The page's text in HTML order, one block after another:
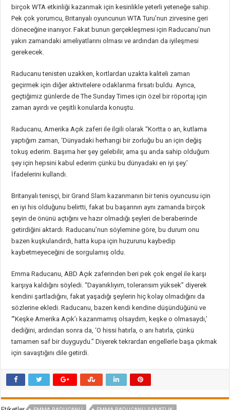
birçok WTA etkinliği kazanmak için kesinlikle yeterli yeteneğe sahip.
Pek çok yorumcu, Britanyalı oyuncunun WTA Turu’nun zirvesine geri
döneceğine inanıyor. Fakat bunun gerçekleşmesi için Raducanu’nun
yakın zamandaki ameliyatlarını olması ve ardından da iyileşmesi
gerekecek.
Raducanu tenisten uzakken, kortlardan uzakta kaliteli zaman
geçirmek için diğer aktivitelere odaklanma fırsatı buldu. Ayrıca,
geçtiğimiz günlerde de The Sunday Times için özel bir röportaj için
zaman ayırdı ve çeşitli konularda konuştu.
Raducanu, Amerika Açık zaferi ile ilgili olarak “Kortta o an, kutlama
yaptığım zaman, ‘Dünyadaki herhangi bir zorluğu bu an için değiş
tokuş ederim. Başıma her şey gelebilir, ama şu anda sahip olduğum
şey için hepsini kabul ederim çünkü bu dünyadaki en iyi şey.’
İfadelerini kullandı.
Britanyalı tenisçi, bir Grand Slam kazanmanın bir tenis oyuncusu için
en iyi his olduğunu belirtti, fakat bu başarının aynı zamanda birçok
şeyin de önünü açtığını ve hazır olmadığı şeyleri de beraberinde
getirdiğini aktardı. Raducanu’nun söylemine göre, bu durum onu
bazen kuşkulandırdı, hatta kupa için huzurunu kaybedip
kaybetmeyeceğini de sorgulamış oldu.
Emma Raducanu, ABD Açık zaferinden beri pek çok engel ile karşı
karşıya kaldığını söyledi. “Dayanıklıyım, toleransım yüksek” diyerek
kendini şartladığını, fakat yaşadığı şeylerin hiç kolay olmadığını da
sözlerine ekledi. Raducanu, bazen kendi kendine düşündüğünü ve
“’Keşke Amerika Açık’ı kazanmamış olsaydım, keşke o olmasaydı,’
dediğini, ardından sonra da, ‘O hissi hatırla, o anı hatırla, çünkü
tamamen saf bir duyguydu.” Diyerek tekrardan engellerle başa çıkmak
için savaştığını dile getirdi.